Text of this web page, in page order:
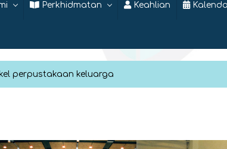
Perkhidmatan Keahlian
perpustakaan keluarga